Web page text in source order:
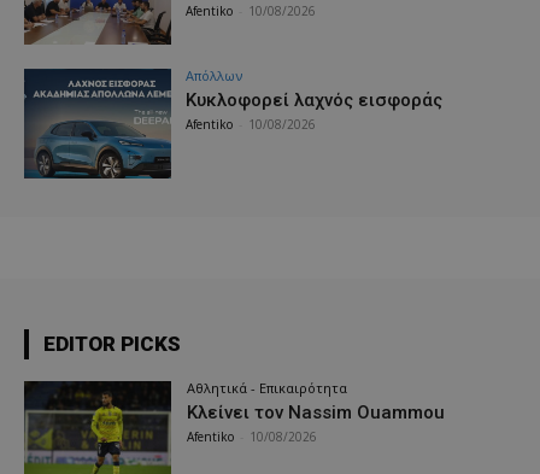
Afentiko 10/08/2026
Απόλλων
Κυκλοφορεί λαχνός εισφοράς
Afentiko 10/08/2026
EDITOR PICKS
Αθλητικά - Επικαιρότητα
Κλείνει τον Nassim Ouammou
Afentiko 10/08/2026